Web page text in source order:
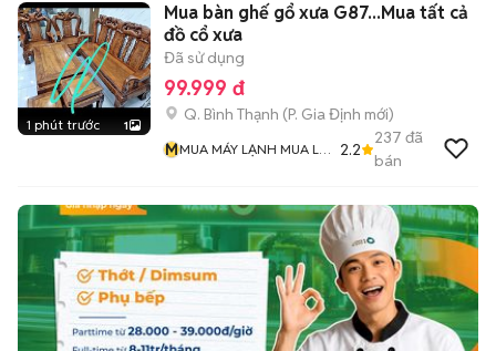
1 phút trước 1
Mua bàn ghế gổ xưa G87...Mua tất cả
đồ cổ xưa
Đã sử dụng
99.999 đ
Q. Bình Thạnh (P. Gia Định mới)
MMUA MÁY LẠNH MUA LƯ
2.2
237 đã
bán